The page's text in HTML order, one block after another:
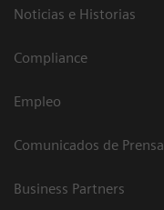
Noticias e Historias
Compliance
Empleo
Comunicados de Prensa
Business Partners